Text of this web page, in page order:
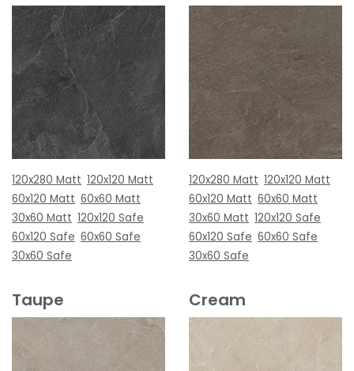
120x280 Matt 120x120 Matt
60x120 Matt 60x60 Matt
30x60 Matt 120x120 Safe
60x120 Safe 60x60 Safe
30x60 Safe
120x280 Matt 120x120 Matt
60x120 Matt 60x60 Matt
30x60 Matt 120x120 Safe
60x120 Safe 60x60 Safe
30x60 Safe
Taupe Cream